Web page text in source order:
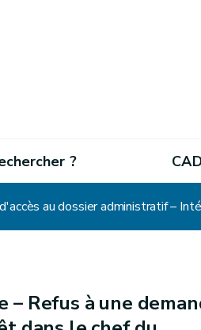
?
au dossier administratif –
– Refus à une